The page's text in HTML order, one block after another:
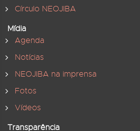
Círculo NEOJIBA
Mídia
Agenda
Notícias
NEOJIBA na imprensa
Fotos
Vídeos
Transparência